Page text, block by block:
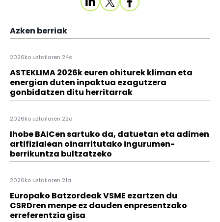
Azken berriak
2026ko uztailaren 24a
ASTEKLIMA 2026k euren ohiturek kliman eta
energian duten inpaktua ezagutzera
gonbidatzen ditu herritarrak
2026ko uztailaren 22a
Ihobe BAICen sartuko da, datuetan eta adimen
artifizialean oinarritutako ingurumen-
berrikuntza bultzatzeko
2026ko uztailaren 21a
Europako Batzordeak VSME ezartzen du
CSRDren menpe ez dauden enpresentzako
erreferentzia gisa